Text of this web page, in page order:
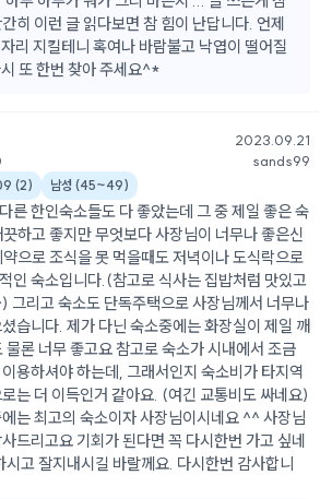
히 이런 글 읽다보면 참 힘이 난답니다. 언제
리 지킬테니 혹여나 바람불고 낙엽이 떨어질
또 한번 찾아 주세요^*
2023.09.21
sands99
(2) 남성 (45~49)
른 한인숙소들도 다 좋았는데 그 중 제일 좋은 숙
하고 좋지만 무엇보다 사장님이 너무나 좋은신
으로 조식을 못 먹을때도 저녁이나 도식락으로
인 숙소입니다.(참고로 식사는 집밥처럼 맛있고
그리고 숙소도 단독주택으로 사장님께서 너무나
습니다. 제가 다닌 숙소중에는 화장실이 제일 깨
물론 너무 좋고요 참고로 숙소가 시내에서 조금
용하셔야 하는데, 그래서인지 숙소비가 타지역
는 더 이득인거 같아요. (여긴 교통비도 싸네요)
는 최고의 숙소이자 사장님이시네요 ^^ 사장님
드리고요 기회가 된다면 꼭 다시한번 가고 싶네
고 잘지내시길 바랄께요. 다시한번 감사합니